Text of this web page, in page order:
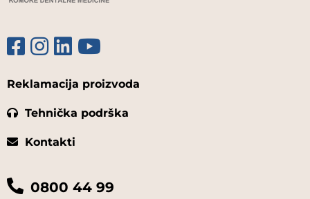
Reklamacija proizvoda
Tehnička podrška
Kontakti
0800 44 99